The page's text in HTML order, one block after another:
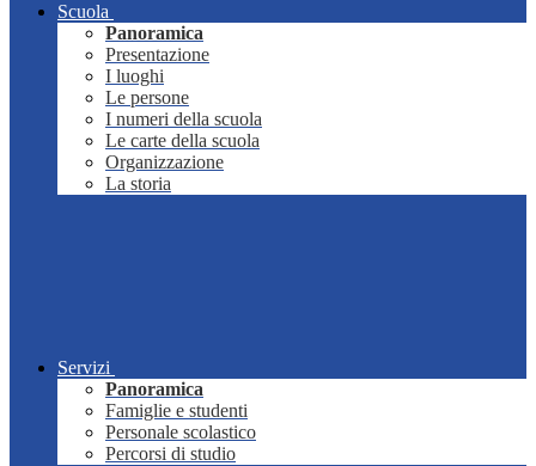
Scuola
Panoramica
Presentazione
I luoghi
Le persone
I numeri della scuola
Le carte della scuola
Organizzazione
La storia
Servizi
Panoramica
Famiglie e studenti
Personale scolastico
Percorsi di studio